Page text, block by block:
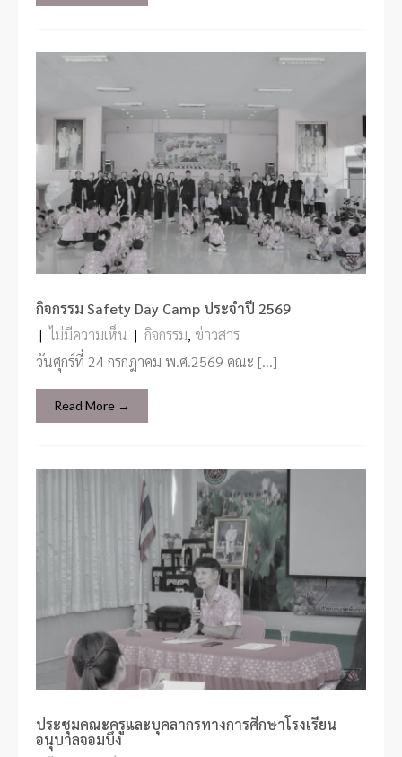
กิจกรรม Safety Day Camp ประจำปี 2569
| ไม่มีความเห็น | กิจกรรม, ข่าวสาร
วันศุกร์ที่ 24 กรกฎาคม พ.ศ.2569 คณะ […]
Read More →
ประชุมคณะครูและบุคลากรทางการศึกษาโรงเรียน
อนุบาลจอมบึง